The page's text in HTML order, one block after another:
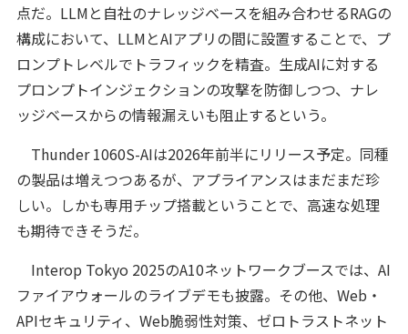
点だ。LLMと自社のナレッジベースを組み合わせるRAGの
構成において、LLMとAIアプリの間に設置することで、プ
ロンプトレベルでトラフィックを精査。生成AIに対する
プロンプトインジェクションの攻撃を防御しつつ、ナレ
ッジベースからの情報漏えいも阻止するという。
Thunder 1060S-AIは2026年前半にリリース予定。同種
の製品は増えつつあるが、アプライアンスはまだまだ珍
しい。しかも専用チップ搭載ということで、高速な処理
も期待できそうだ。
Interop Tokyo 2025のA10ネットワークブースでは、AI
ファイアウォールのライブデモも披露。その他、Web・
APIセキュリティ、Web脆弱性対策、ゼロトラストネット